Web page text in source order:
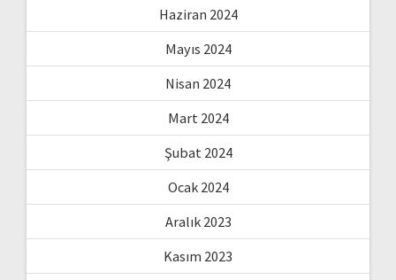
Haziran 2024
Mayıs 2024
Nisan 2024
Mart 2024
Şubat 2024
Ocak 2024
Aralık 2023
Kasım 2023